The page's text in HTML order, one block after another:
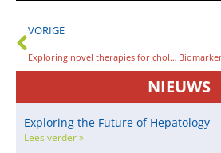
VORIGE
Exploring novel therapies for cholestatic liver disease in ‘humanized’ mouse models
NIEUWS
Exploring the Future of Hepatology
Lees verder »